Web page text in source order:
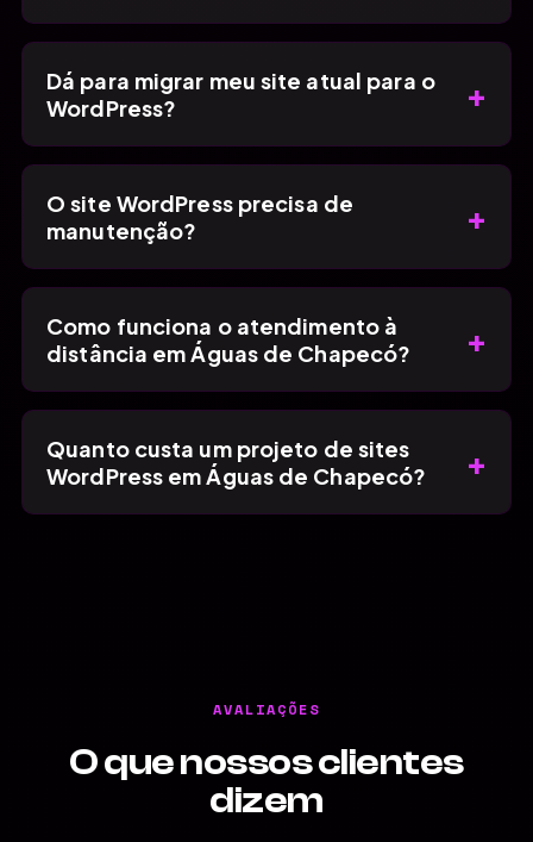
Dá para migrar meu site atual para o
WordPress?
+
O site WordPress precisa de
manutenção?
+
Como funciona o atendimento à
distância em Águas de Chapecó?
+
Quanto custa um projeto de sites
WordPress em Águas de Chapecó?
+
AVALIAÇÕES
O que nossos clientes
dizem